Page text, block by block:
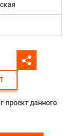
проект данного